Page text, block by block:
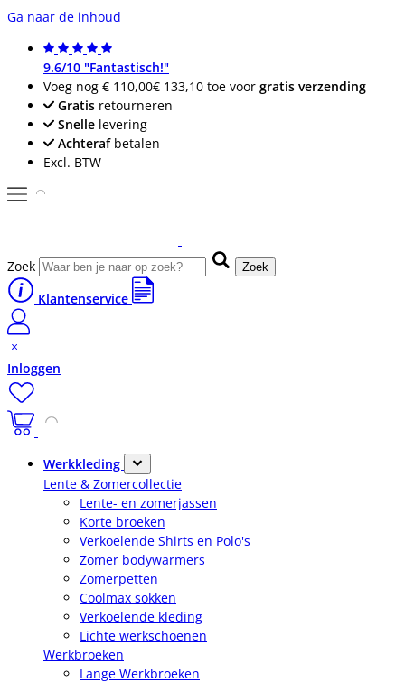
Ga naar de inhoud
9.6/10 "Fantastisch!"
Voeg nog € 110,00€ 133,10 toe voor gratis verzending
Gratis retourneren
Snelle levering
Achterafbetalen
Excl. BTW
Zoek Zoek
Klantenservice
Inloggen
Werkkleding
Lente & Zomercollectie
Lente- en zomerjassen
Korte broeken
Verkoelende Shirts en Polo's
Zomer bodywarmers
Zomerpetten
Coolmax sokken
Verkoelende kleding
Lichte werkschoenen
Werkbroeken
Lange Werkbroeken